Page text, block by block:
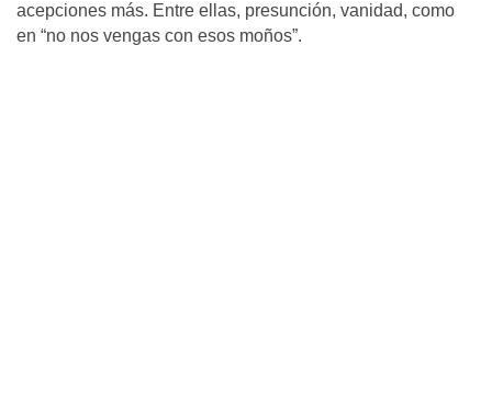
acepciones más. Entre ellas, presunción, vanidad, como
en “no nos vengas con esos moños”.